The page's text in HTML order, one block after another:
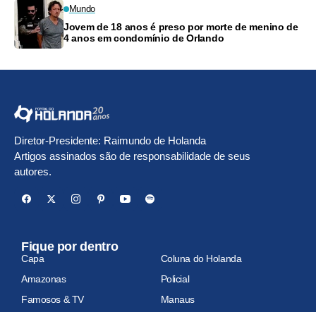
Mundo
Jovem de 18 anos é preso por morte de menino de
4 anos em condomínio de Orlando
Diretor-Presidente: Raimundo de Holanda
Artigos assinados são de responsabilidade de seus
autores.
Fique por dentro
Capa
Coluna do Holanda
Amazonas
Policial
Famosos & TV
Manaus